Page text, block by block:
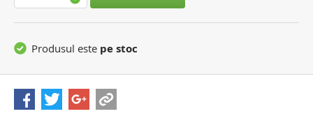
Produsul este pe stoc